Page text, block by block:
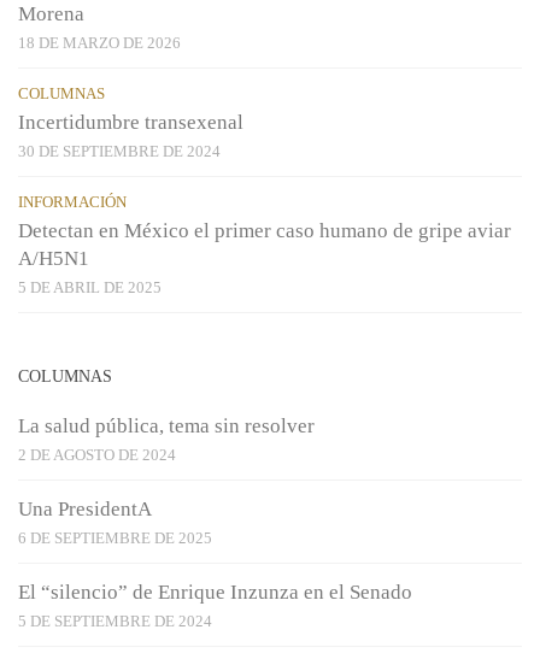
Morena
18 DE MARZO DE 2026
COLUMNAS
Incertidumbre transexenal
30 DE SEPTIEMBRE DE 2024
INFORMACIÓN
Detectan en México el primer caso humano de gripe aviar
A/H5N1
5 DE ABRIL DE 2025
COLUMNAS
La salud pública, tema sin resolver
2 DE AGOSTO DE 2024
Una PresidentA
6 DE SEPTIEMBRE DE 2025
El “silencio” de Enrique Inzunza en el Senado
5 DE SEPTIEMBRE DE 2024